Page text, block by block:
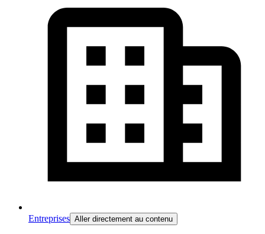
Entreprises Aller directement au contenu